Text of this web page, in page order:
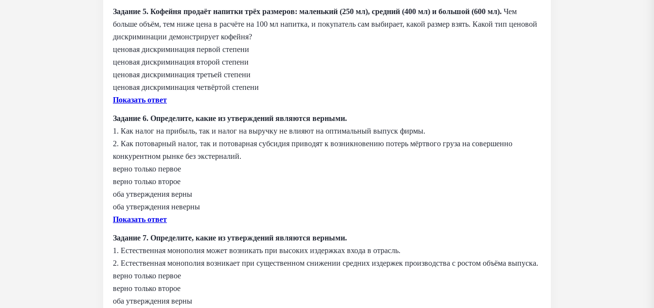
Задание 5. Кофейня продаёт напитки трёх размеров: маленький (250 мл), средний (400 мл) и большой (600 мл). Чем
больше объём, тем ниже цена в расчёте на 100 мл напитка, и покупатель сам выбирает, какой размер взять. Какой тип ценовой
дискриминации демонстрирует кофейня?
ценовая дискриминация первой степени
ценовая дискриминация второй степени
ценовая дискриминация третьей степени
ценовая дискриминация четвёртой степени
Показать ответ
Задание 6. Определите, какие из утверждений являются верными.
1. Как налог на прибыль, так и налог на выручку не влияют на оптимальный выпуск фирмы.
2. Как потоварный налог, так и потоварная субсидия приводят к возникновению потерь мёртвого груза на совершенно
конкурентном рынке без экстерналий.
верно только первое
верно только второе
оба утверждения верны
оба утверждения неверны
Показать ответ
Задание 7. Определите, какие из утверждений являются верными.
1. Естественная монополия может возникать при высоких издержках входа в отрасль.
2. Естественная монополия возникает при существенном снижении средних издержек производства с ростом объёма выпуска.
верно только первое
верно только второе
оба утверждения верны